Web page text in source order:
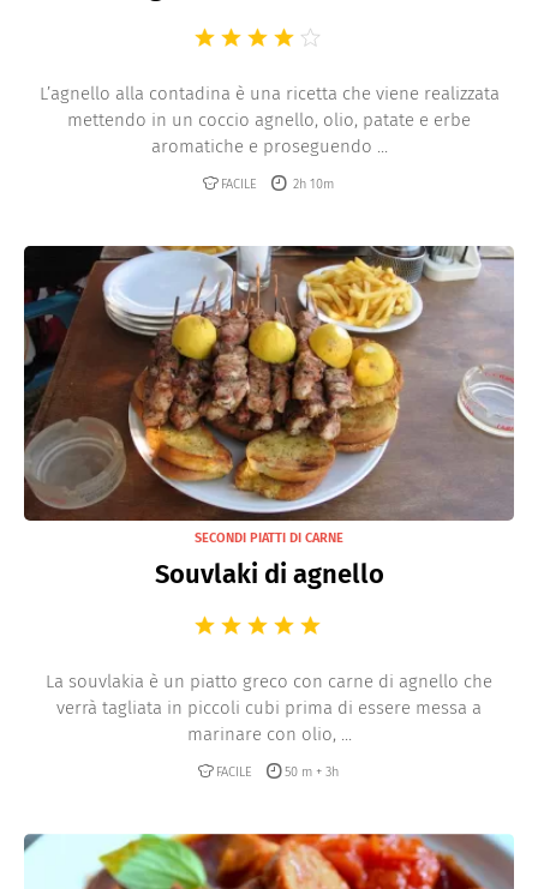
L’agnello alla contadina è una ricetta che viene realizzata
mettendo in un coccio agnello, olio, patate e erbe
aromatiche e proseguendo ...
FACILE 2h 10m
SECONDI PIATTI DI CARNE
Souvlaki di agnello
La souvlakia è un piatto greco con carne di agnello che
verrà tagliata in piccoli cubi prima di essere messa a
marinare con olio, ...
FACILE 50 m + 3h